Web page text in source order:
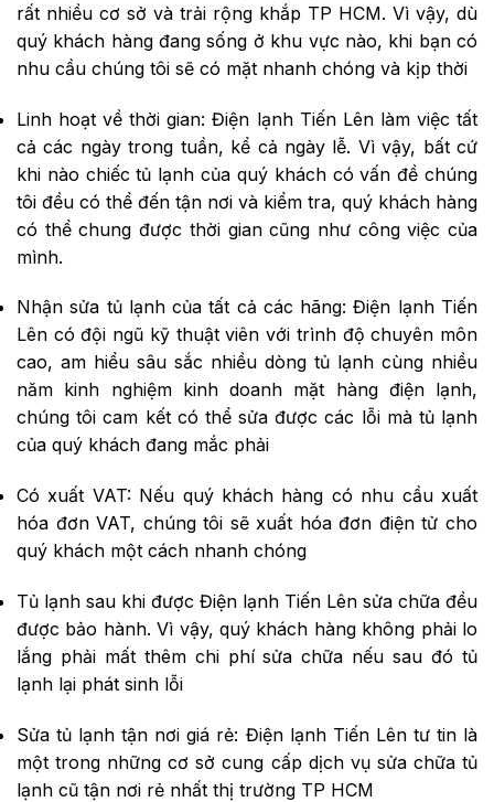
rất nhiều cơ sở và trải rộng khắp TP HCM. Vì vậy, dù
quý khách hàng đang sống ở khu vực nào, khi bạn có
nhu cầu chúng tôi sẽ có mặt nhanh chóng và kịp thời
Linh hoạt về thời gian: Điện lạnh Tiến Lên làm việc tất
cả các ngày trong tuần, kể cả ngày lễ. Vì vậy, bất cứ
khi nào chiếc tủ lạnh của quý khách có vấn đề chúng
tôi đều có thể đến tận nơi và kiểm tra, quý khách hàng
có thể chung được thời gian cũng như công việc của
mình.
Nhận sửa tủ lạnh của tất cả các hãng: Điện lạnh Tiến
Lên có đội ngũ kỹ thuật viên với trình độ chuyên môn
cao, am hiểu sâu sắc nhiều dòng tủ lạnh cùng nhiều
năm kinh nghiệm kinh doanh mặt hàng điện lạnh,
chúng tôi cam kết có thể sửa được các lỗi mà tủ lạnh
của quý khách đang mắc phải
Có xuất VAT: Nếu quý khách hàng có nhu cầu xuất
hóa đơn VAT, chúng tôi sẽ xuất hóa đơn điện tử cho
quý khách một cách nhanh chóng
Tủ lạnh sau khi được Điện lạnh Tiến Lên sửa chữa đều
được bảo hành. Vì vậy, quý khách hàng không phải lo
lắng phải mất thêm chi phí sửa chữa nếu sau đó tủ
lạnh lại phát sinh lỗi
Sửa tủ lạnh tận nơi giá rẻ: Điện lạnh Tiến Lên tư tin là
một trong những cơ sở cung cấp dịch vụ sửa chữa tủ
lạnh cũ tận nơi rẻ nhất thị trường TP HCM